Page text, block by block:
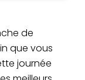
de
que vous
journée